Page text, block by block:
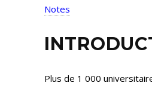
Notes
Plus de 1 000